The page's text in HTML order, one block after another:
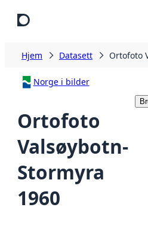
Hjem Datasett Ortofoto
Norge i bilder
Ortofoto
Valsøybotn-
Stormyra
1960